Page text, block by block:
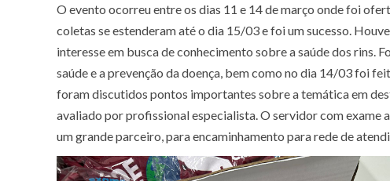
O evento ocorreu entre os dias 11 e 14 de março onde foi
coletas se estenderam até o dia 15/03 e foi um sucesso.
interesse em busca de conhecimento sobre a saúde dos rins.
saúde e a prevenção da doença, bem como no dia 14/03 foi
foram discutidos pontos importantes sobre a temática em
avaliado por profissional especialista. O servidor com
um grande parceiro, para encaminhamento para rede de